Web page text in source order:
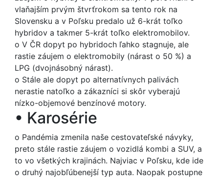
vlaňajším prvým štvrťrokom sa tento rok na
Slovensku a v Poľsku predalo už 6-krát toľko
hybridov a takmer 5-krát toľko elektromobilov.
o V ČR dopyt po hybridoch ľahko stagnuje, ale
rastie záujem o elektromobily (nárast o 50 %) a
LPG (dvojnásobný nárast).
o Stále ale dopyt po alternatívnych palivách
nerastie natoľko a zákazníci si skôr vyberajú
nízko-objemové benzínové motory.
• Karosérie
o Pandémia zmenila naše cestovateľské návyky,
preto stále rastie záujem o vozidlá kombi a SUV, a
to vo všetkých krajinách. Najviac v Poľsku, kde ide
o druhý najobľúbenejší typ auta. Naopak postupne